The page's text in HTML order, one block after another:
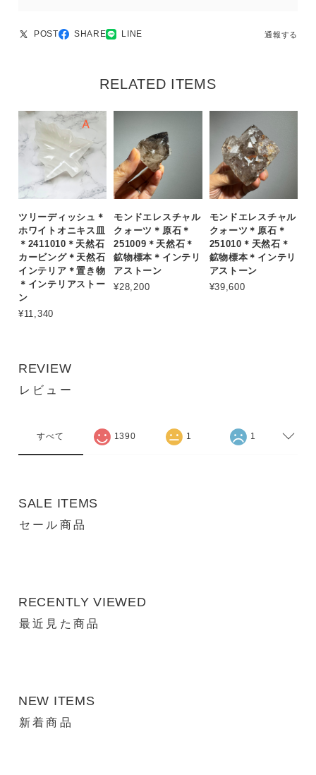
POST SHARE LINE 通報する
RELATED ITEMS
ツリーディッシュ＊
ホワイトオニキス皿
＊2411010＊天然石
カービング＊天然石
インテリア＊置き物
＊インテリアストー
ン
¥11,340
モンドエレスチャル
クォーツ＊原石＊
251009＊天然石＊
鉱物標本＊インテリ
アストーン
¥28,200
モンドエレスチャル
クォーツ＊原石＊
251010＊天然石＊
鉱物標本＊インテリ
アストーン
¥39,600
REVIEW
レビュー
すべて 1390 1 1
SALE ITEMS
セール商品
RECENTLY VIEWED
最近見た商品
NEW ITEMS
新着商品